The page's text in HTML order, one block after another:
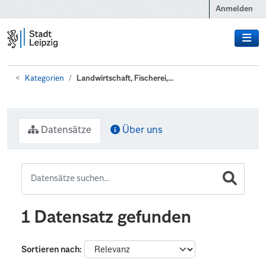
Anmelden
Kategorien Landwirtschaft, Fischerei,...
Datensätze Über uns
1 Datensatz gefunden
Sortieren nach